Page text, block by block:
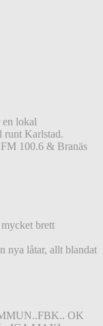
lokal
runt Karlstad.
100.6 & Branäs
brett
nya låtar, allt blandat
OK